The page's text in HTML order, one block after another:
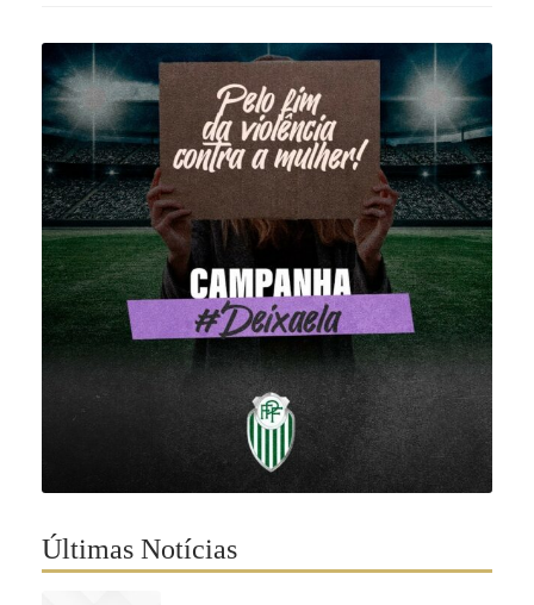
Últimas Notícias